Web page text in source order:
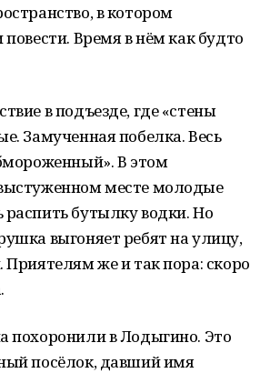
в котором
повести. Время в нём как будто
в подъезде, где «стены
Замученная побелка. Весь
В этом
месте молодые
бутылку водки. Но
выгоняет ребят на улицу,
Приятелям же и так пора: скоро
похоронили в Лодыгино. Это
посёлок, давший имя